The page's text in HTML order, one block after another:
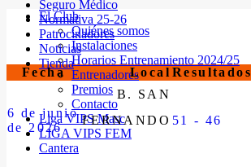
El Club
Quiénes somos
Instalaciones
Horarios Entrenamiento 2024/25
Entrenadores
Premios
Contacto
Liga VIPS Masc
LIGA VIPS FEM
Cantera
Seguro Médico
Normativa 25-26
Patrocinadores
Noticias
Tienda
Fecha Local Resultados
6 de junio
de 2026
B. SAN
FERNANDO 51 - 46